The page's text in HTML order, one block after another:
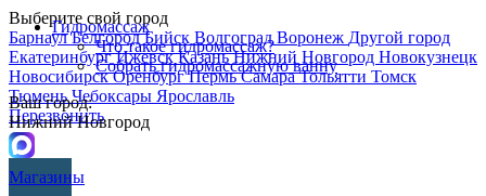
Выберите свой город
БарнаулБелгородБийск ВолгоградВоронеж Другой город
ЕкатеринбургИжевскКазаньНижний Новгород Новокузнецк
НовосибирскОренбургПермьСамараТольятти Томск
ТюменьЧебоксары Ярославль
Перезвонить
Гидромассаж
Что такое гидромассаж?
Собрать гидромассажную ванну
Ваш город:
Нижний Новгород
Магазины